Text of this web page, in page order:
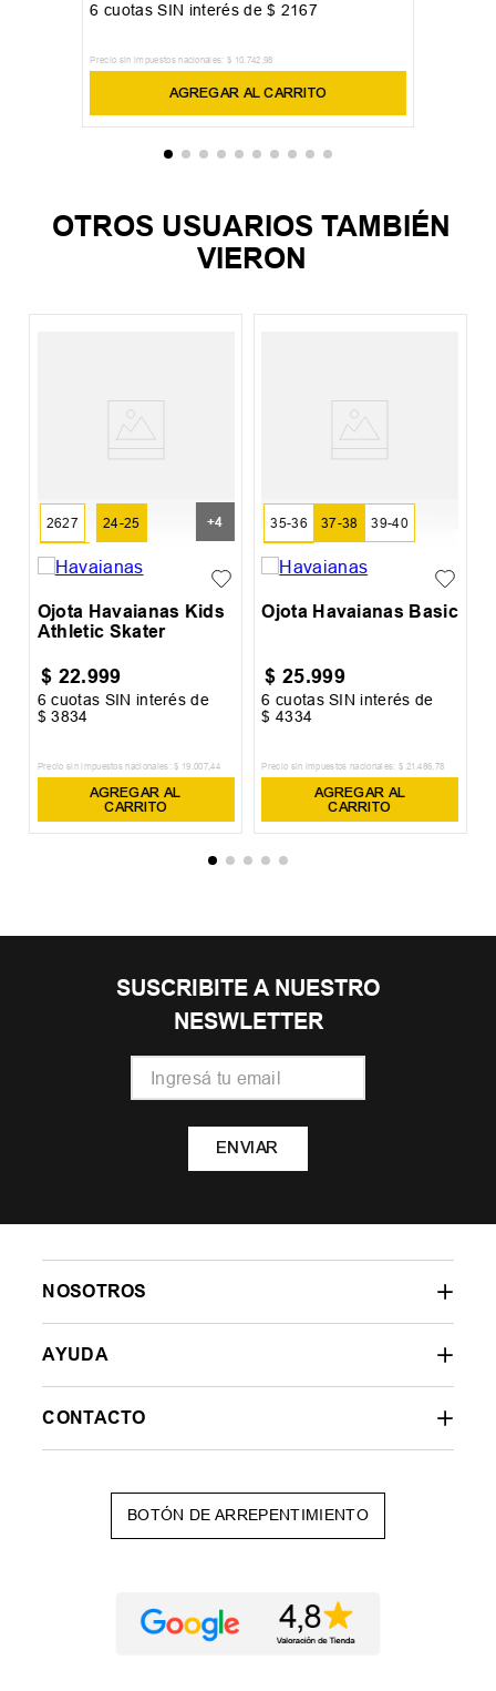
6 cuotas SIN interés de$ 2167
Precio sin impuestos nacionales: $ 10.742 ,98
AGREGAR AL CARRITO
OTROS USUARIOS TAMBIÉN
VIERON
24-25
2627
28-29
+4
Ojota Havaianas Kids
Athletic Skater
$ 22.999
6 cuotas SIN interés de
$ 3834
Precio sin impuestos nacionales: $ 19 .007,44
AGREGAR AL
CARRITO
35-36 37-38 39-40
41-42
Ojota Havaianas Basic
$ 25.999
6 cuotas SIN interés de
$ 4334
Precio sin impuestos nacionales: $ 21 .486,78
AGREGAR AL
CARRITO
SUSCRIBITE A NUESTRO
NESWLETTER
ENVIAR
NOSOTROS
AYUDA
CONTACTO
BOTÓN DE ARREPENTIMIENTO